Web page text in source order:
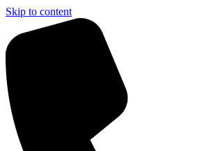
Skip to content